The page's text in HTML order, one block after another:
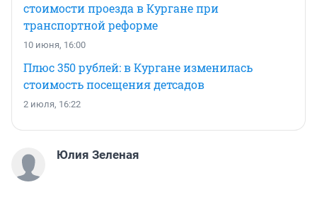
стоимости проезда в Кургане при
транспортной реформе
10 июня, 16:00
Плюс 350 рублей: в Кургане изменилась
стоимость посещения детсадов
2 июля, 16:22
Юлия Зеленая